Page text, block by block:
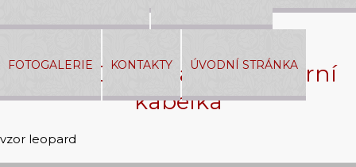
FOTOGALERIE KONTAKTY ÚVODNÍ STRÁNKA
Přihlásit| Registrace
0,00 Kč
398 03 029 Korálková večerní
kabelka
vzor leopard